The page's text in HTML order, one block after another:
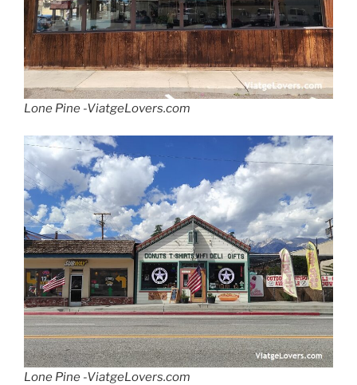
Lone Pine -ViatgeLovers.com
Lone Pine -ViatgeLovers.com